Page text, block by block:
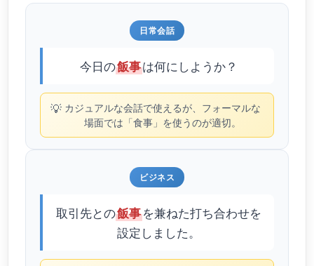
日常会話
今日の飯事は何にしようか？
💡 カジュアルな会話で使えるが、フォーマルな
場面では「食事」を使うのが適切。
ビジネス
取引先との飯事を兼ねた打ち合わせを
設定しました。